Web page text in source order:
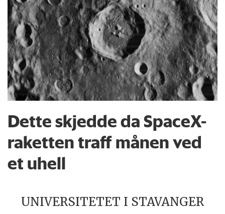
Dette skjedde da SpaceX-
raketten traff månen ved
et uhell
UNIVERSITETET I STAVANGER